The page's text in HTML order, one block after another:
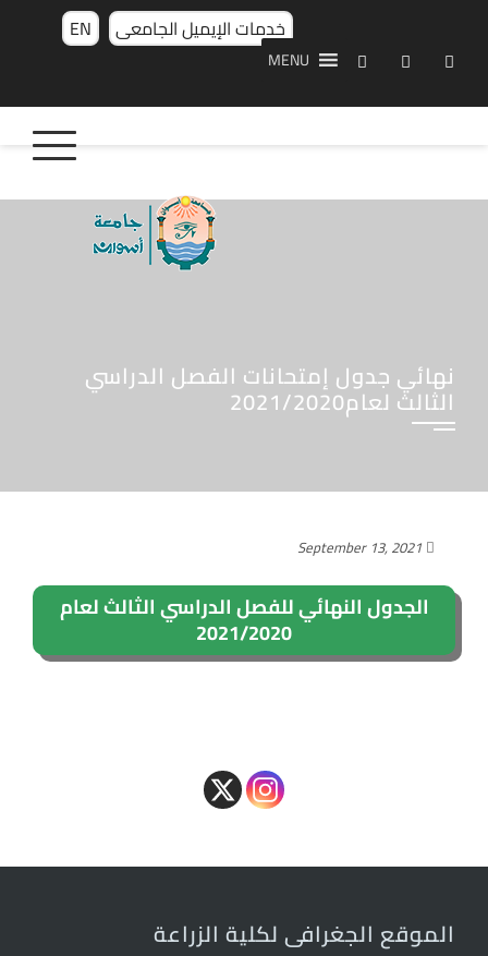
EN خدمات الإيميل الجامعى
MENU
نهائي جدول إمتحانات الفصل الدراسي
الثالث لعام2021/2020
September 13, 2021
الجدول النهائي للفصل الدراسي الثالث لعام
2021/2020
الموقع الجغرافى لكلية الزراعة